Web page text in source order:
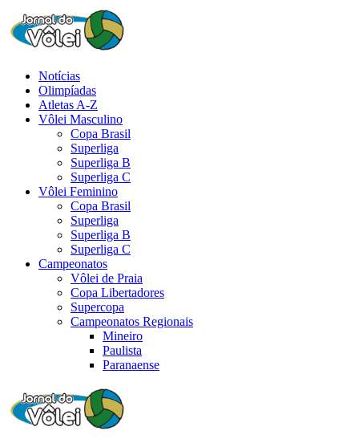
Notícias
Olimpíadas
Atletas A-Z
Vôlei Masculino
Copa Brasil
Superliga
Superliga B
Superliga C
Vôlei Feminino
Copa Brasil
Superliga
Superliga B
Superliga C
Campeonatos
Vôlei de Praia
Copa Libertadores
Supercopa
Campeonatos Regionais
Mineiro
Paulista
Paranaense